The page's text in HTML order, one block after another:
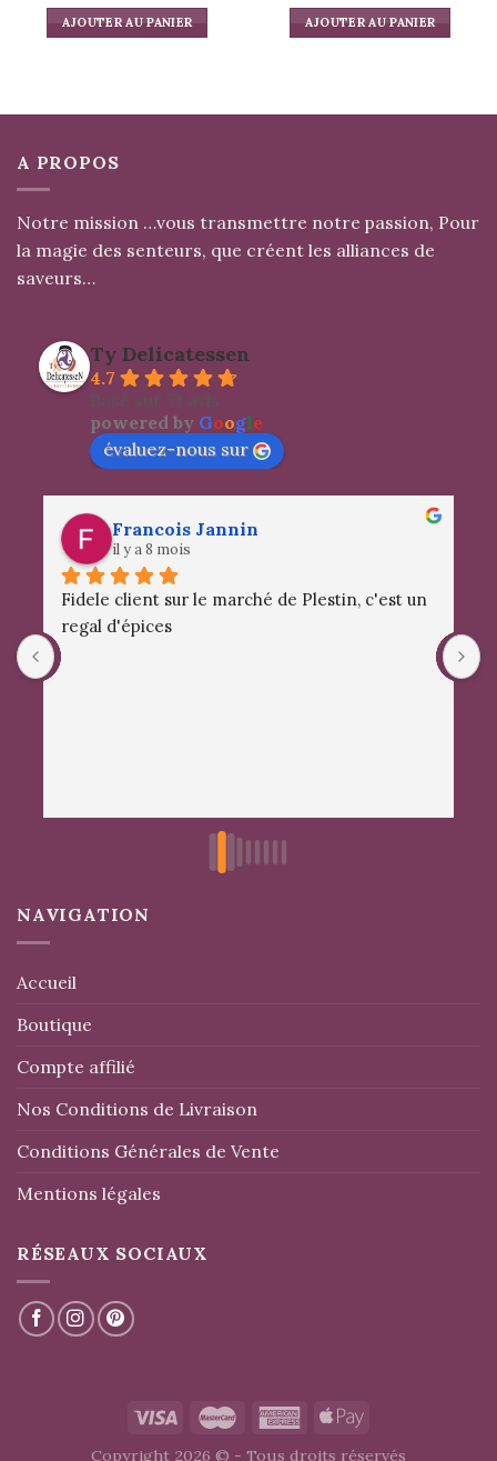
AJOUTER AU PANIER AJOUTER AU PANIER
A PROPOS
Notre mission …vous transmettre notre passion, Pour
la magie des senteurs, que créent les alliances de
saveurs…
Ty Delicatessen
4.7
Basé sur 71 avis
powered by Google
évaluez-nous sur
Francois Jannin
il y a 8 mois
Fidele client sur le marché de Plestin, c'est un
regal d'épices
NAVIGATION
Accueil
Boutique
Compte affilié
Nos Conditions de Livraison
Conditions Générales de Vente
Mentions légales
RÉSEAUX SOCIAUX
Copyright 2026 © - Tous droits réservés